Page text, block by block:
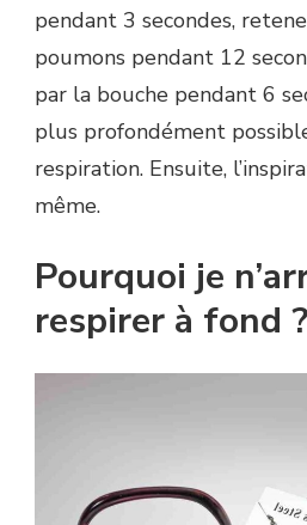
pendant 3 secondes,
poumons pendant 12
par la bouche pendant 6
plus profondément
respiration. Ensuite,
même.
Pourquoi je
respirer à fond ?